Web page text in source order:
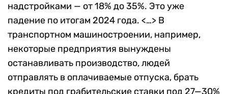
надстройками — от 18% до 35%. Это уже
падение по итогам 2024 года. <…> В
транспортном машиностроении, например,
некоторые предприятия вынуждены
останавливать производство, людей
отправлять в оплачиваемые отпуска, брать
кредиты под грабительские ставки под 27—30%